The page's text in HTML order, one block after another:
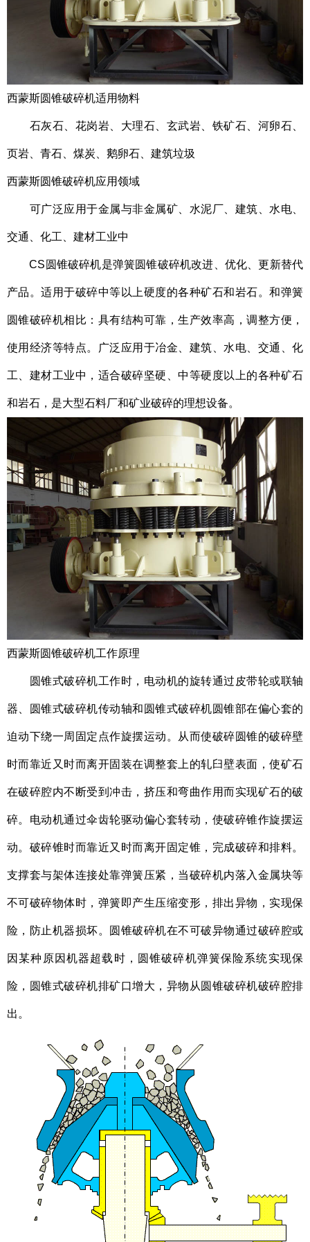
西蒙斯圆锥破碎机适用物料
石灰石、花岗岩、大理石、玄武岩、铁矿石、河卵石、
页岩、青石、煤炭、鹅卵石、建筑垃圾
西蒙斯圆锥破碎机应用领域
可广泛应用于金属与非金属矿、水泥厂、建筑、 水电、
交通、化工、建材工业中
CS圆锥破碎机是弹簧圆锥破碎机改进、优化、更新替代
产品。适用于破碎中等以上硬度的各种矿石和岩石。和弹簧
圆锥破碎机相比：具有结构可靠，生产效率高，调整方便，
使用经济等特点。广泛应用于冶金、建筑、水电、交通、化
工、建材工业中，适合破碎坚硬、中等硬度以上的各种矿石
和岩石，是大型石料厂和矿业破碎的理想设备。
西蒙斯圆锥破碎机工作原理
圆锥式破碎机工作时，电动机的旋转通过皮带轮或联轴
器、圆锥式破碎机传动轴和圆锥式破碎机圆锥部在偏心套的
迫动下绕一周固定点作旋摆运动。从而使破碎圆锥的破碎壁
时而靠近又时而离开固装在调整套上的轧臼壁表面，使矿石
在破碎腔内不断受到冲击，挤压和弯曲作用而实现矿石的破
碎。电动机通过伞齿轮驱动偏心套转动，使破碎锥作旋摆运
动。破碎锥时而靠近又时而离开固定锥，完成破碎和排料。
支撑套与架体连接处靠弹簧压紧，当破碎机内落入金属块等
不可破碎物体时，弹簧即产生压缩变形，排出异物，实现保
险，防止机器损坏。圆锥破碎机在不可破异物通过破碎腔或
因某种原因机器超载时，圆锥破碎机弹簧保险系统实现保
险，圆锥式破碎机排矿口增大，异物从圆锥破碎机破碎腔排
出。